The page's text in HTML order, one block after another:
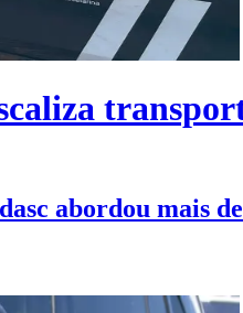
abordou mais